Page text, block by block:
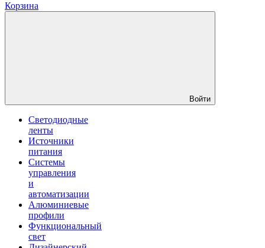
Корзина
Войти
Светодиодные
ленты
Источники
питания
Системы
управления
и
автоматизации
Алюминиевые
профили
Функциональный
свет